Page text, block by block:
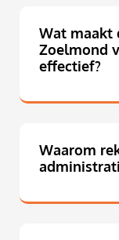
Wat maakt
Zoelmond
effectief?
Waarom